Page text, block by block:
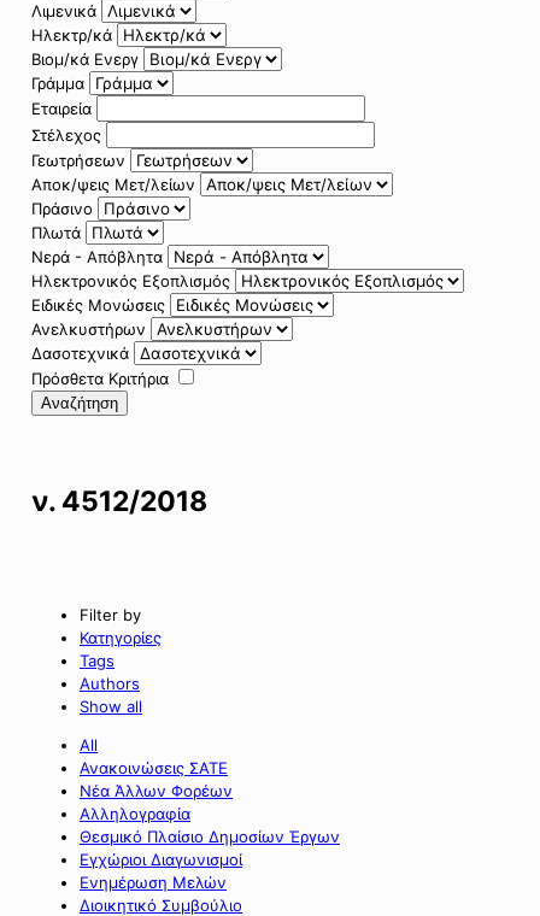
Λιμενικά
Ηλεκτρ/κά
Βιομ/κά Ενεργ
Γράμμα
Εταιρεία
Στέλεχος
Γεωτρήσεων
Αποκ/ψεις Μετ/λείων
Πράσινο
Πλωτά
Νερά - Απόβλητα
Ηλεκτρονικός Εξοπλισμός
Ειδικές Μονώσεις
Ανελκυστήρων
Δασοτεχνικά
Πρόσθετα Κριτήρια
Αναζήτηση
ν. 4512/2018
Filter by
Κατηγορίες
Tags
Authors
Show all
All
Ανακοινώσεις ΣΑΤΕ
Νέα Άλλων Φορέων
Αλληλογραφία
Θεσμικό Πλαίσιο Δημοσίων Έργων
Εγχώριοι Διαγωνισμοί
Ενημέρωση Μελών
Διοικητικό Συμβούλιο